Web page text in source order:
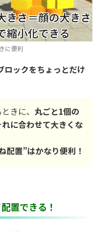
に便利
ロックをちょっとだけ
きに、 丸ごと1個の
に合わせて大きくな
配置”はかなり便利！
置できる！